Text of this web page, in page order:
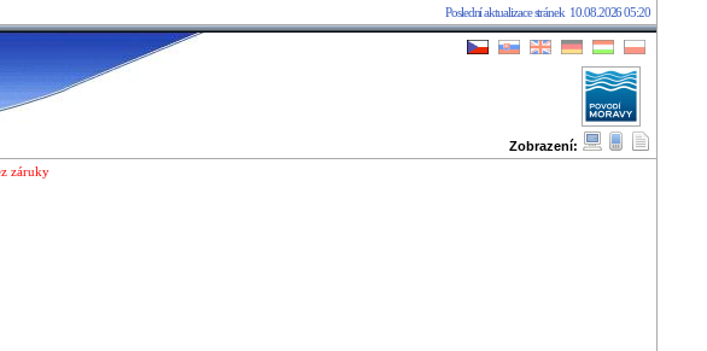
Poslední aktualizace stránek 10.08.2026 05:20
Zobrazení:
záruky